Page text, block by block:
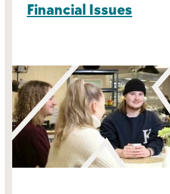
Financial Issues